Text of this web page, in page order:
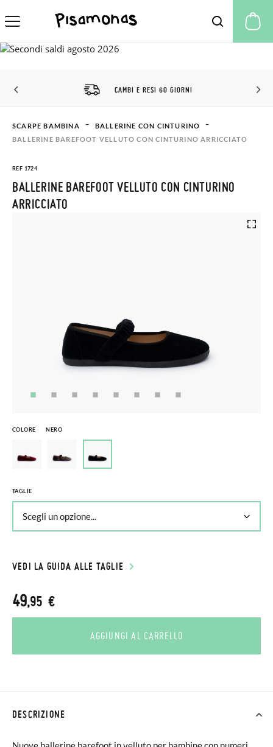
CAMBI E RESI 60 GIORNI
SCARPE BAMBINA
BALLERINE CON CINTURINO
BALLERINE BAREFOOT VELLUTO CON CINTURINO ARRICCIATO
REF 1724
BALLERINE BAREFOOT VELLUTO CON CINTURINO
ARRICCIATO
COLORE NERO
TAGLIE
VEDI LA GUIDA ALLE TAGLIE
49,95 €
AGGIUNGI AL CARRELLO
DESCRIZIONE